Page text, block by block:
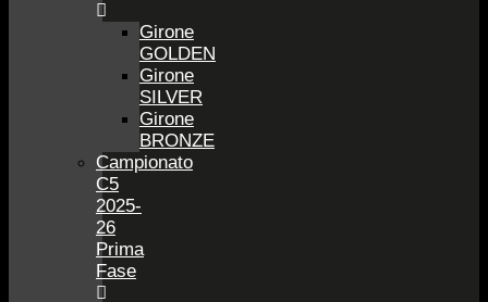
Girone
GOLDEN
Girone
SILVER
Girone
BRONZE
Campionato
C5
2025-
26
Prima
Fase